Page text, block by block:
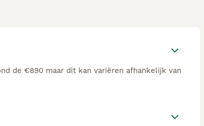
de €890 maar dit kan variëren afhankelijk van